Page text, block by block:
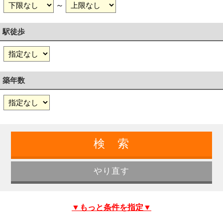
～
駅徒歩
築年数
▼もっと条件を指定▼